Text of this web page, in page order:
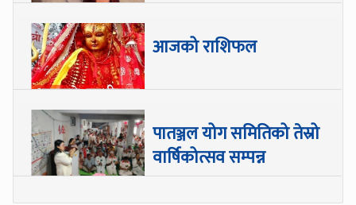
आजको राशिफल
पातञ्जल योग समितिको तेस्रो
वार्षिकोत्सव सम्पन्न